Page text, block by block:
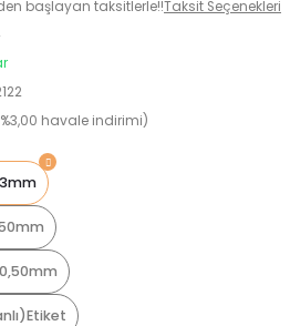
başlayan taksitlerle!!Taksit Seçenekleri
havale indirimi)